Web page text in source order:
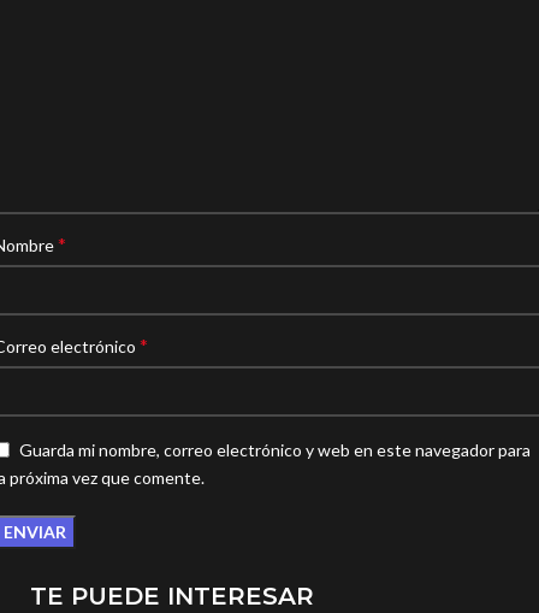
*
electrónico *
Guarda mi nombre, correo electrónico y web en este navegador para
próxima vez que comente.
TE PUEDE INTERESAR